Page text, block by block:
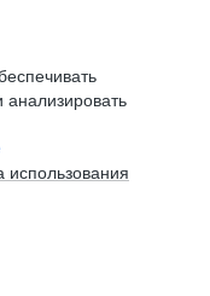
использования